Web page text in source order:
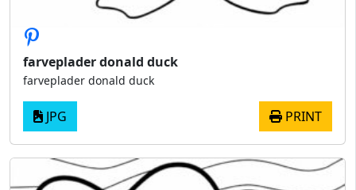
farveplader donald duck
farveplader donald duck
JPG PRINT